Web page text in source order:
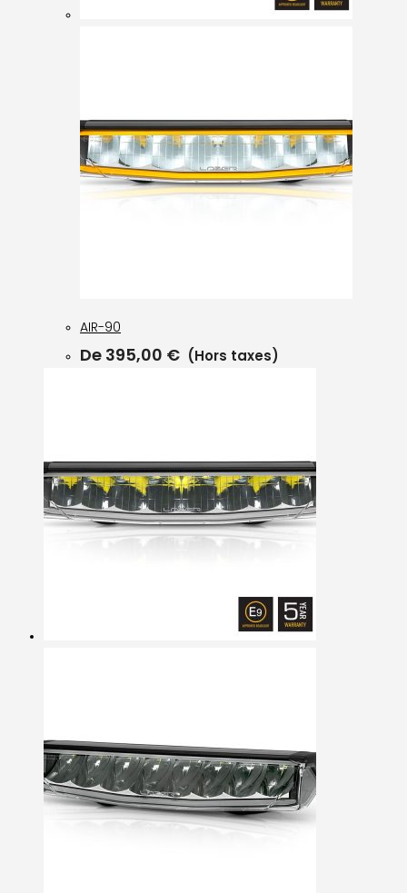
AIR-90
De 395,00 € (Hors taxes)